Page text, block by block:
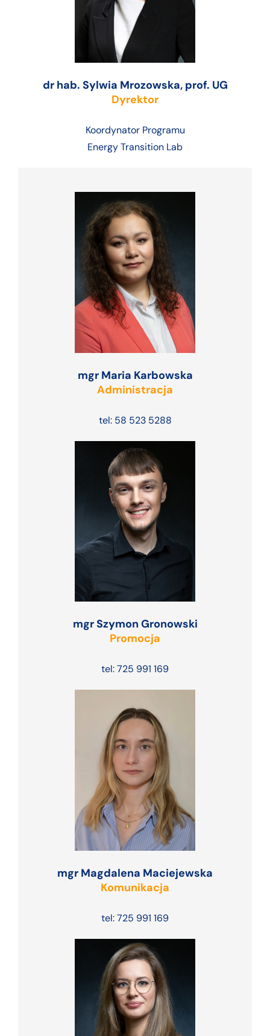
dr hab. Sylwia Mrozowska, prof. UG
Dyrektor
Koordynator Programu
Energy Transition Lab
mgr Maria Karbowska
Administracja
tel: 58 523 5288
mgr Szymon Gronowski
Promocja
tel: 725 991 169
mgr Magdalena Maciejewska
Komunikacja
tel: 725 991 169